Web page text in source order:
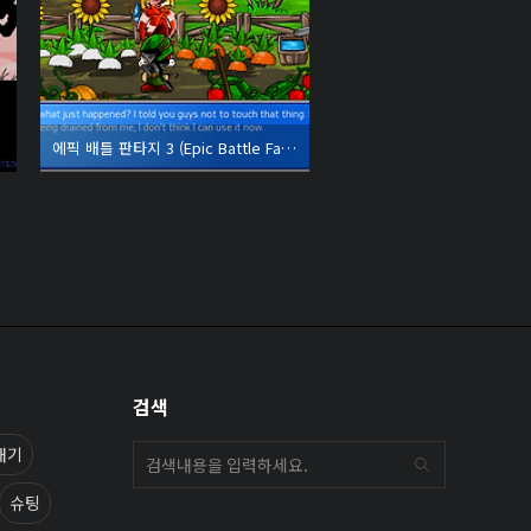
에픽 배틀 판타지 3 (Epic Battle Fantasy 3)
기
슈팅
검색